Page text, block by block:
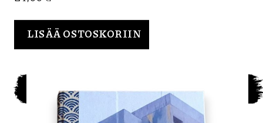
LISÄÄ OSTOSKORIIN